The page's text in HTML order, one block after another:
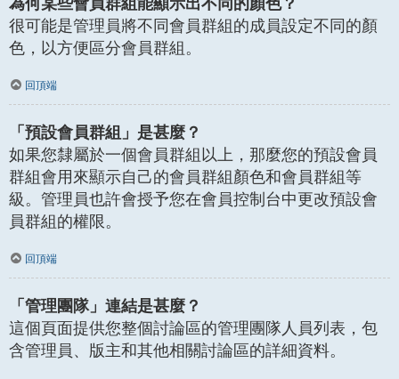
很可能是管理員將不同會員群組的成員設定不同的顏
色，以方便區分會員群組。
回頂端
「預設會員群組」是甚麼？
如果您隸屬於一個會員群組以上，那麼您的預設會員
群組會用來顯示自己的會員群組顏色和會員群組等
級。管理員也許會授予您在會員控制台中更改預設會
員群組的權限。
回頂端
「管理團隊」連結是甚麼？
這個頁面提供您整個討論區的管理團隊人員列表，包
含管理員、版主和其他相關討論區的詳細資料。